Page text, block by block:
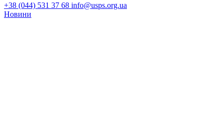
+38 (044) 531 37 68 info@usps.org.ua
Новини